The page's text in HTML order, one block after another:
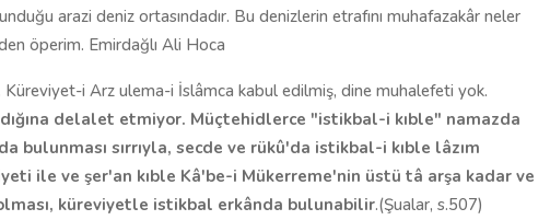
arazi deniz ortasındadır. Bu denizlerin etrafını muhafazakâr neler
öperim. Emirdağlı Ali Hoca
i Arz ulema-i İslâmca kabul edilmiş, dine muhalefeti yok.
delalet etmiyor. Müçtehidlerce "istikbal-i kıble" namazda
bulunması sırrıyla, secde ve rükû'da istikbal-i kıble lâzım
ile ve şer'an kıble Kâ'be-i Mükerreme'nin üstü tâ arşa kadar ve
küreviyetle istikbal erkânda bulunabilir.(Şualar, s.507)